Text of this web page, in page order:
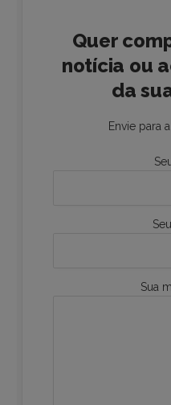
Quer
notícia ou
da
Envie para
Sua